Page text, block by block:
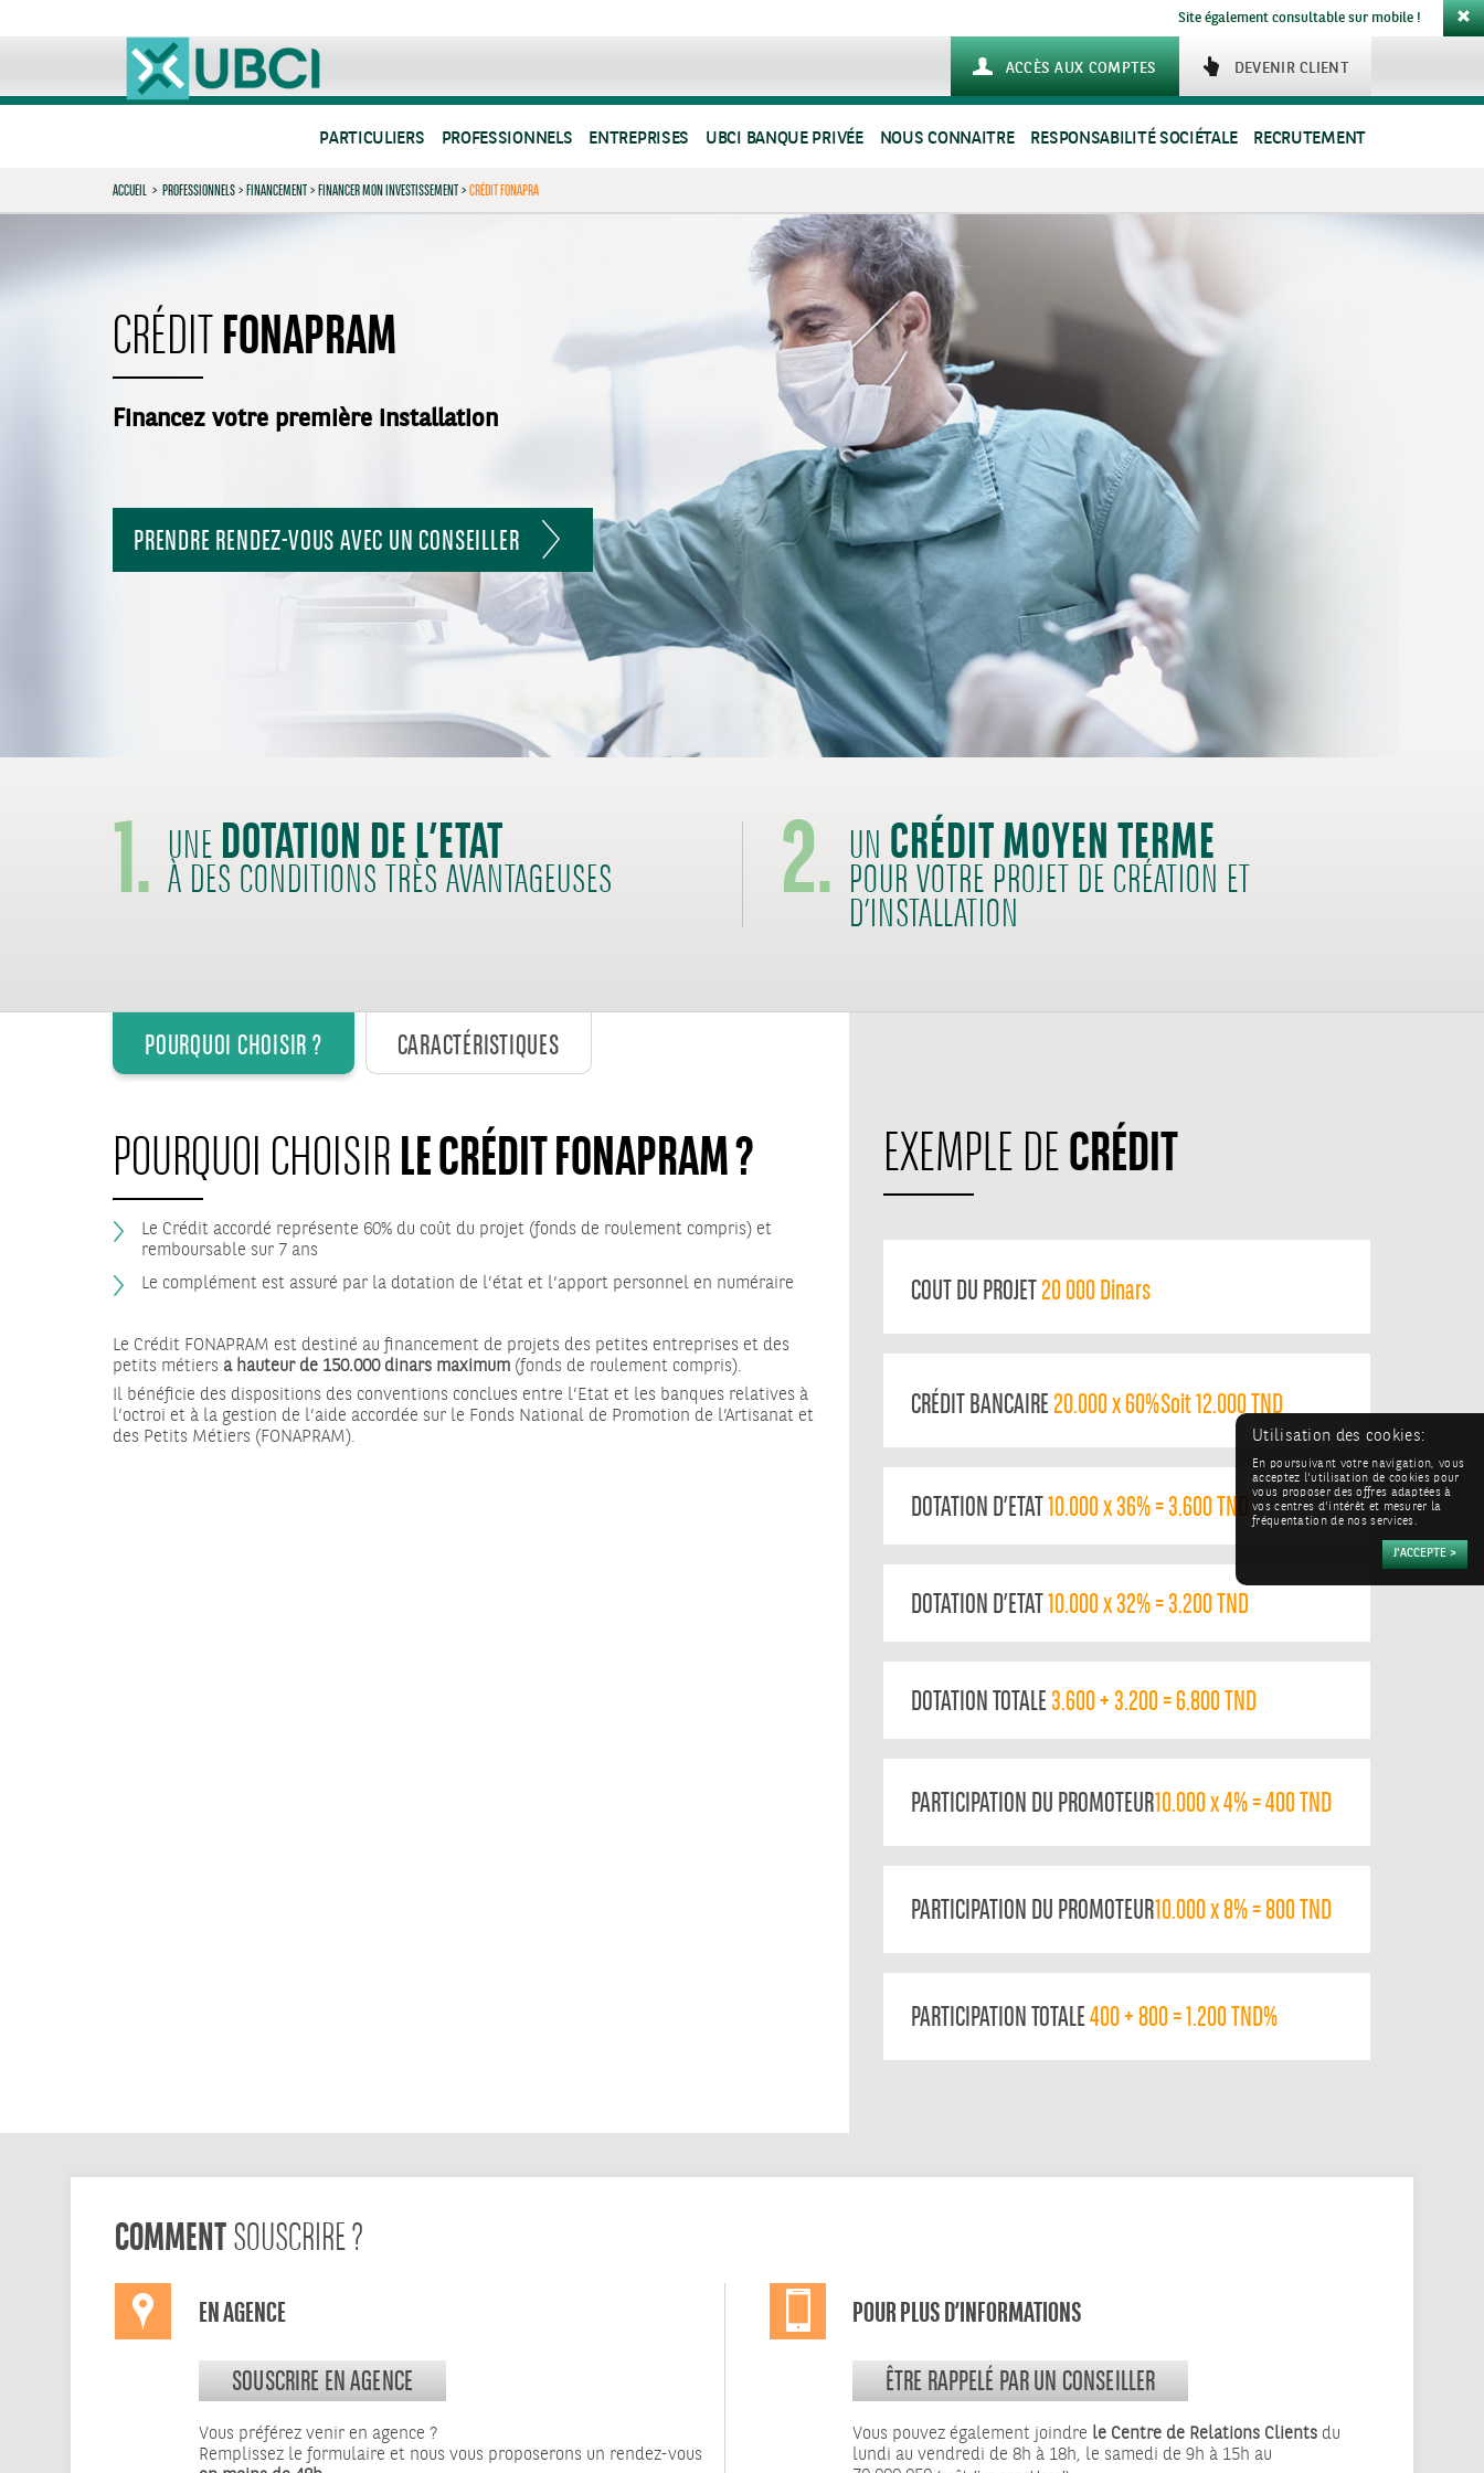
Site également consultable sur mobile !
DEVENIR CLIENT
ACCÈS AUX COMPTES
PARTICULIERS PROFESSIONNELS ENTREPRISES UBCI BANQUE PRIVÉE NOUS CONNAITRE RESPONSABILITÉ SOCIÉTALE RECRUTEMENT
ACCUEIL > PROFESSIONNELS>FINANCEMENT>FINANCER MON INVESTISSEMENT>CRÉDIT FONAPRA
CRÉDITFONAPRAM
Financez votre première installation
PRENDRE RENDEZ-VOUS AVEC UN CONSEILLER
1. UNEDOTATION DE L’ETAT
À DES CONDITIONS TRÈS AVANTAGEUSES 2. UN CRÉDIT MOYEN TERME
POUR VOTRE PROJET DE CRÉATION ET
D’INSTALLATION
POURQUOI CHOISIR ? CARACTÉRISTIQUES
POURQUOI CHOISIRLE CRÉDIT FONAPRAM ?
Le Crédit accordé représente 60% du coût du projet (fonds de roulement compris) et
remboursable sur 7 ans
Le complément est assuré par la dotation de l’état et l’apport personnel en numéraire
Le Crédit FONAPRAM est destiné au financement de projets des petites entreprises et des
petits métiers à hauteur de 150.000 dinars maximum (fonds de roulement compris).
Il bénéficie des dispositions des conventions conclues entre l’Etat et les banques relatives à
l’octroi et à la gestion de l’aide accordée sur le Fonds National de Promotion de l’Artisanat et
des Petits Métiers (FONAPRAM).
EXEMPLE DECRÉDIT
COUT DU PROJET20 000 Dinars
CRÉDIT BANCAIRE20.000 x 60% Soit 12.000 TND
DOTATION D’ETAT10.000 x 36% = 3.600 TND
DOTATION D’ETAT10.000 x 32% = 3.200 TND
DOTATION TOTALE3.600 + 3.200 = 6.800 TND
PARTICIPATION DU PROMOTEUR10.000 x 4% = 400 TND
PARTICIPATION DU PROMOTEUR10.000 x 8% = 800 TND
PARTICIPATION TOTALE400 + 800 = 1.200 TND%
COMMENTSOUSCRIRE ?
EN AGENCE
SOUSCRIRE EN AGENCE
Vous préférez venir en agence ?
Remplissez le formulaire et nous vous proposerons un rendez-vous
POUR PLUS D’INFORMATIONS
ÊTRE RAPPELÉ PAR UN CONSEILLER
Vous pouvez également joindre le Centre de Relations Clientsdu
lundi au vendredi de 8h à 18h, le samedi de 9h à 15h au
Utilisation des cookies:
En poursuivant votre navigation, vous
acceptez l'utilisation de cookies pour
vous proposer des offres adaptées à
vos centres d'intérêt et mesurer la
fréquentation de nos services.